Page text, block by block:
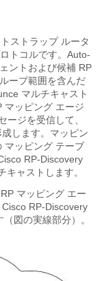
ストラップ ルータ
トコルです。Auto-
ントおよび候補 RP
ープ範囲を含んだ
マルチキャスト
マッピング エージ
ージを受信して、
します。マッピン
マッピング テーブ
RP-Discovery
ャストします。
マッピング エー
RP-Discovery
図の実線部分）。